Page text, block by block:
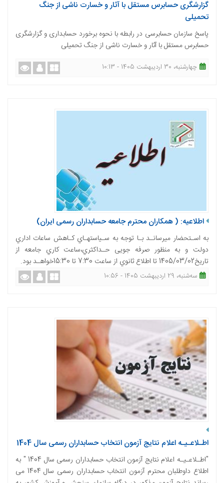
گزارشگری حسابرس مستقل با آثار و خسارت ناشی از جنگ
تحمیلی
پاسخ سازمان حسابرسی در رابطه با نحوه برخورد حسابداری و گزارشگری
حسابرس مستقل با آثار و خسارت ناشی از جنگ تحمیلی
چهارشنبه، 30 اردیبهشت 1405 - 10:13
اطلاعیه: ( همکاران محترم جامعه حسابداران رسمی ایران)
به اسـتحضار میرسانـد بـا توجه به سـیاستهـاي کـاهش ساعات اداري
دولت و به منظور صرفه جویی حـداکثري،ساعت کاري جامعه از
تاریخ1405/03/02 تا اطلاع ثانوي از ساعت 7:30 تا 15:30خواهـد بود.
ﺳﻪشنبه، 29 اردیبهشت 1405 - 10:56
اطـلاعـیـه اعلام نتایج آزمون انتخاب حسابداران رسمی سال 1404
"اطـلاعـیـه اعلام نتایج آزمون انتخاب حسابداران رسمی سال 1404 " به
اطلاع داوطلبان محترم آزمون انتخاب حسابداران رسمی سال 1404 می